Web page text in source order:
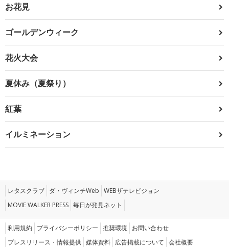
お花見
ゴールデンウィーク
花火大会
夏休み（夏祭り）
紅葉
イルミネーション
レタスクラブ ダ・ヴィンチWeb WEBザテレビジョン
MOVIE WALKER PRESS 毎日が発見ネット
利用規約 プライバシーポリシー 推奨環境 お問い合わせ
プレスリリース・情報提供 媒体資料 広告掲載について 会社概要